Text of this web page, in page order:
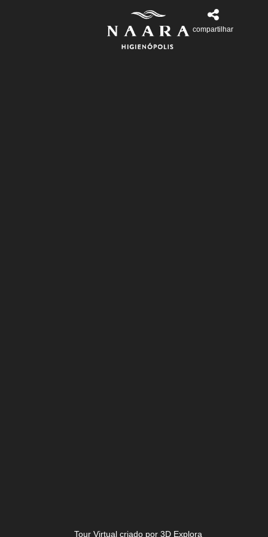
compartilhar
Tour Virtual criado por 3D Explora